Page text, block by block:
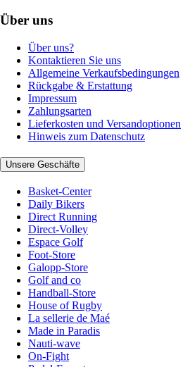
Über uns
Über uns?
Kontaktieren Sie uns
Allgemeine Verkaufsbedingungen
Rückgabe & Erstattung
Impressum
Zahlungsarten
Lieferkosten und Versandoptionen
Hinweis zum Datenschutz
Unsere Geschäfte
Basket-Center
Daily Bikers
Direct Running
Direct-Volley
Espace Golf
Foot-Store
Galopp-Store
Golf and co
Handball-Store
House of Rugby
La sellerie de Maé
Made in Paradis
Nauti-wave
On-Fight